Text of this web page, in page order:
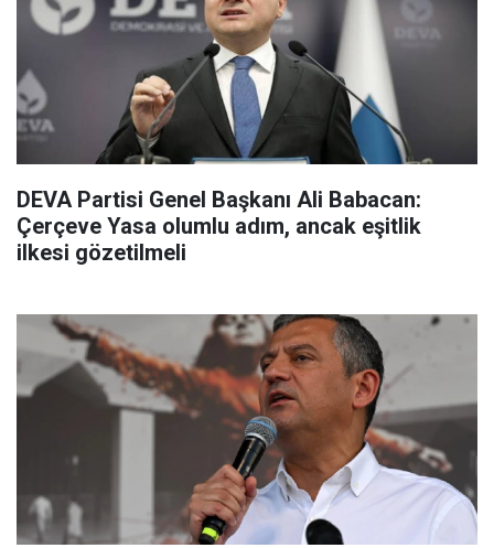
DEVA Partisi Genel Başkanı Ali Babacan:
Çerçeve Yasa olumlu adım, ancak eşitlik
ilkesi gözetilmeli